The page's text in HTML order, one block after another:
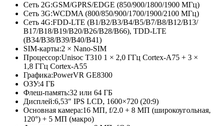
Сеть 2G:GSM/GPRS/EDGE (850/900/1800/1900 МГц)
Сеть 3G:WCDMA (800/850/900/1700/1900/2100 МГц)
Сеть 4G:FDD-LTE (B1/B2/B3/B4/B5/B7/B8/B12/B13/
B17/B18/B19/B20/B26/B28/B66), TDD-LTE
(B34/B38/B39/B40/B41)
SIM-карты:2 × Nano-SIM
Процессор:Unisoc T310 1 × 2,0 ГГц Cortex-A75 + 3 ×
1,8 ГГц Cortex-A55
Графика:PowerVR GE8300
ОЗУ:4 ГБ
Флеш-память:32 или 64 ГБ
Дисплей:6,53″ IPS LCD, 1600×720 (20:9)
Основная камера:16 МП, f/2.0 + 8 МП (широкоугольная,
120°) + 5 МП (макро)